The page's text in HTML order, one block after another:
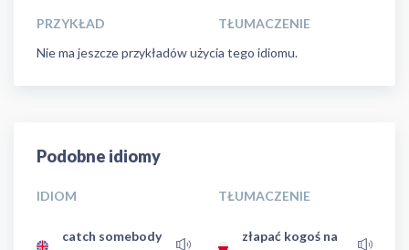
PRZYKŁAD
TŁUMACZENIE
Nie ma jeszcze przykładów użycia tego idiomu.
Podobne idiomy
IDIOM TŁUMACZENIE
catch somebody
złapać kogoś na